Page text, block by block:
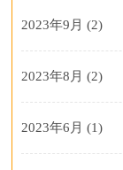
2023年9月 (2)
2023年8月 (2)
2023年6月 (1)